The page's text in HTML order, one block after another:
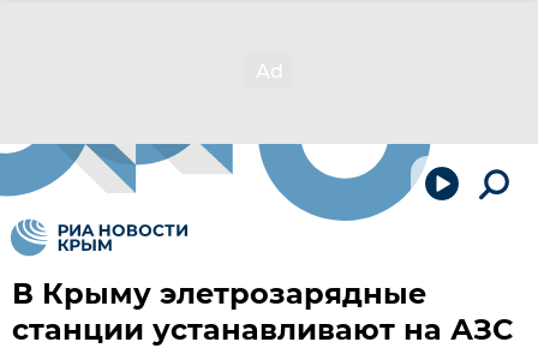
В Крыму элетрозарядные
станции устанавливают на АЗС